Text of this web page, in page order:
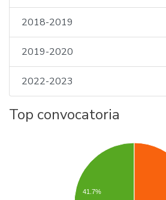
2018-2019
2019-2020
2022-2023
Top convocatoria
41.7%